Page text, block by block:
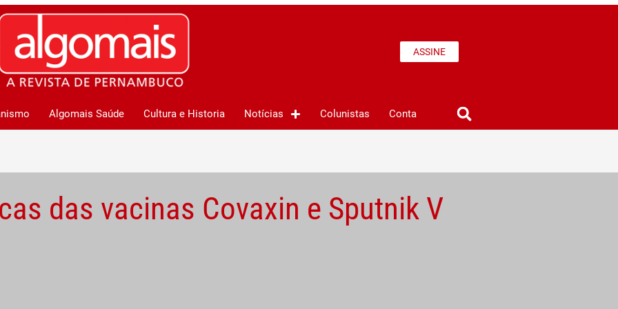
ASSINE
Algomais Saúde Cultura e Historia Notícias Colunistas Conta
das vacinas Covaxin e Sputnik V